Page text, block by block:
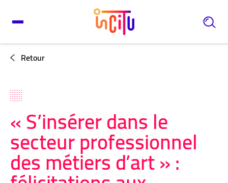
Retour
« S’insérer dans le
secteur professionnel
des métiers d’art » :